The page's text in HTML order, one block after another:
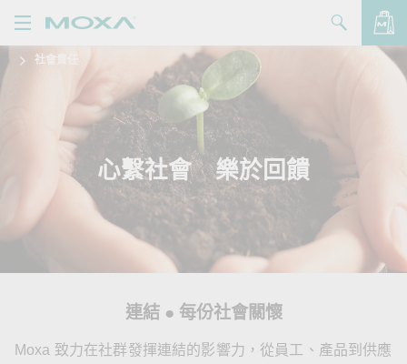
品
於我們
絡我們
Moxa
社會責任
心繫社會 樂於回饋
連結 ● 每份社會關懷
Moxa 致力在社群發揮連結的影響力，從員工、產品到供應
查看詢價明細